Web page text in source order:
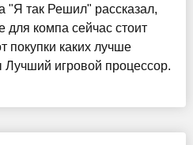
"Я так Решил" рассказал,
для компа сейчас стоит
покупки каких лучше
Лучший игровой процессор.